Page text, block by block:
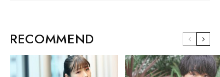
RECOMMEND